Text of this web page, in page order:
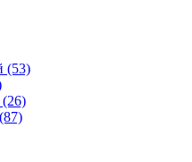
(53)
(26)
(87)